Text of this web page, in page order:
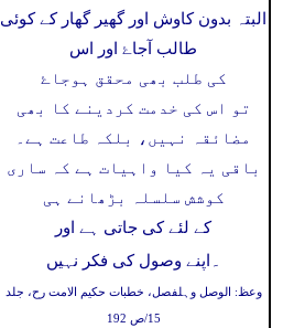
البتہ بدون کاوش اور گھیر گھار کے کوئی
طالب آجاۓ اور اس
کی طلب بھی محقق ہوجاۓ
تو اس کی خدمت کردینے کا بھی
مضائقہ نہیں، بلکہ طاعت ہے۔
باقی یہ کیا واہیات ہے کہ ساری
کوشش سلسلہ بڑھانے ہی
کے لئے کی جاتی ہے اور
اپنے وصول کی فکر نہیں ۔
وعظ: الوصل وہلفصل، خطبات حکیم الامت رح، جلد
15/ص 192